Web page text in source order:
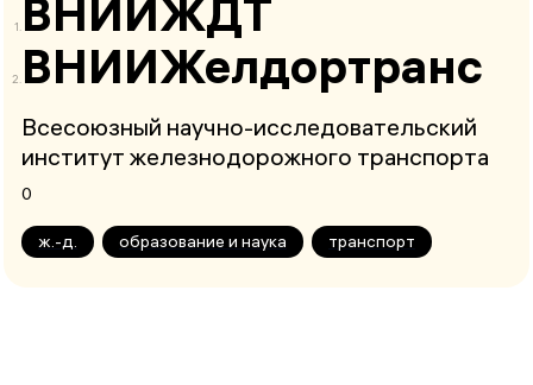
ВНИИЖДТ
ВНИИЖелдортранс
Всесоюзный научно-исследовательский
институт железнодорожного транспорта
0
ж.-д. образование и наука транспорт